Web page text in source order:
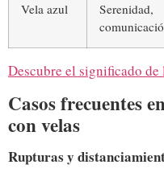
Vela azul
Serenidad,
Descubre el significado
Casos frecuentes
con velas
Rupturas y